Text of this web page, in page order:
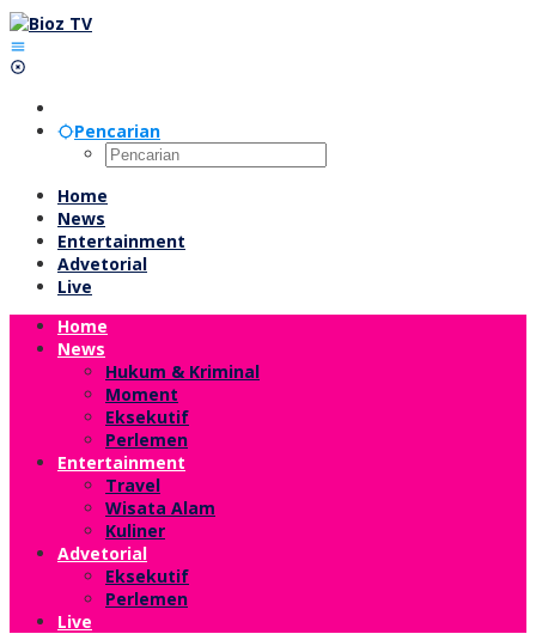
Lewati
ke
konten
Pencarian
Home
News
Entertainment
Advetorial
Live
Home
News
Hukum & Kriminal
Moment
Eksekutif
Perlemen
Entertainment
Travel
Wisata Alam
Kuliner
Advetorial
Eksekutif
Perlemen
Live